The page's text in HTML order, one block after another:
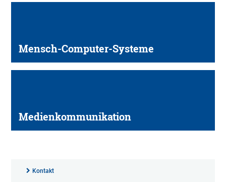
Mensch-Computer-Systeme
Medienkom­munikation
Kontakt